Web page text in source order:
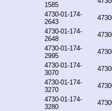
1585
4730-01-174-
2643
4730-01-174-
2648
4730-01-174-
2995
4730-01-174-
3070
4730-01-174-
3270
4730-01-174-
3280